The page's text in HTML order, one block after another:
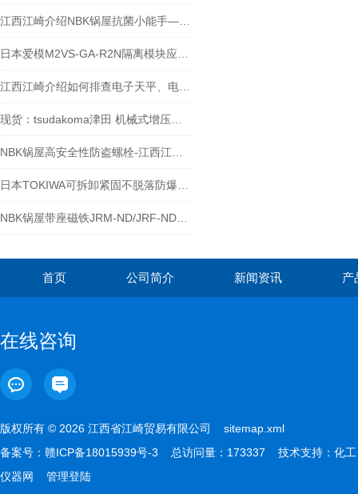
首页 公司简介 新闻资讯 产
在线咨询
版权所有 © 2026 江西省江崎贸易有限公司 sitemap.xml
备案号： 赣ICP备18015939号-3 总访问量：173337 技术支持： 化工
仪器网
管理登陆